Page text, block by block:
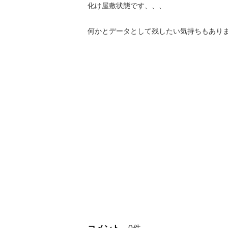
化け屋敷状態です、、、
何かとデータとして残したい気持ちもあり